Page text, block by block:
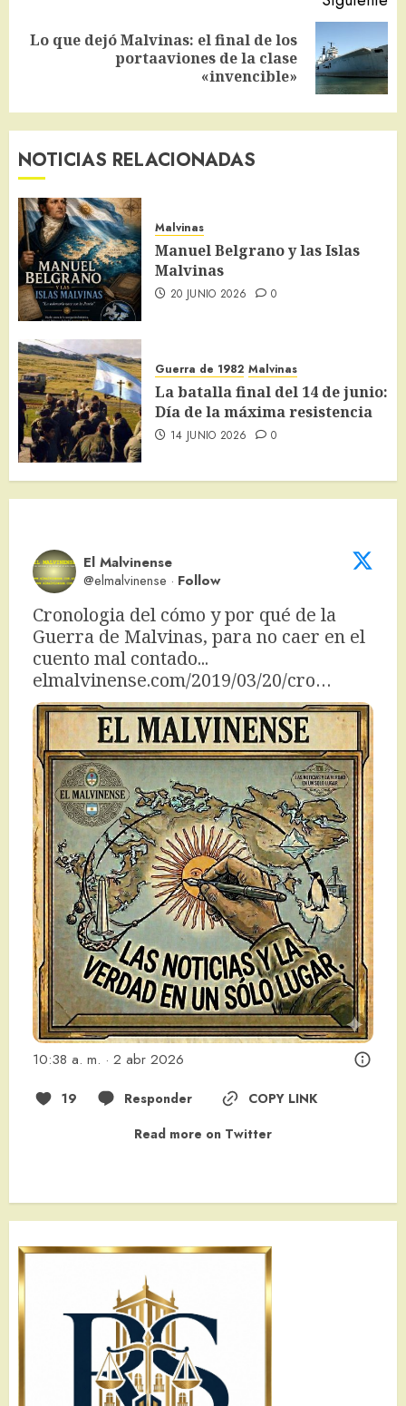
Siguiente
Lo que dejó Malvinas: el final de los
portaaviones de la clase
«invencible»
NOTICIAS RELACIONADAS
Malvinas
Manuel Belgrano y las Islas
Malvinas
20 JUNIO 2026 0
Guerra de 1982 Malvinas
La batalla final del 14 de junio:
Día de la máxima resistencia
14 JUNIO 2026 0
El Malvinense
@elmalvinense · Follow
Cronologia del cómo y por qué de la
Guerra de Malvinas, para no caer en el
elmalvinense.com/2019/03/20/cro…
10:38 a. m. · 2 abr 2026
19 Responder
COPY LINK
Read more on Twitter